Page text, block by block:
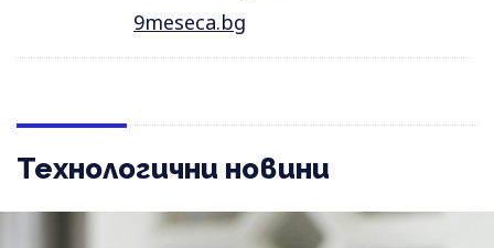
9meseca.bg
Технологични новини